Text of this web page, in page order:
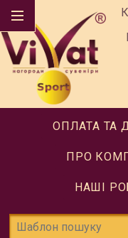
ОПЛАТА ТА
ПРО
НАШІ